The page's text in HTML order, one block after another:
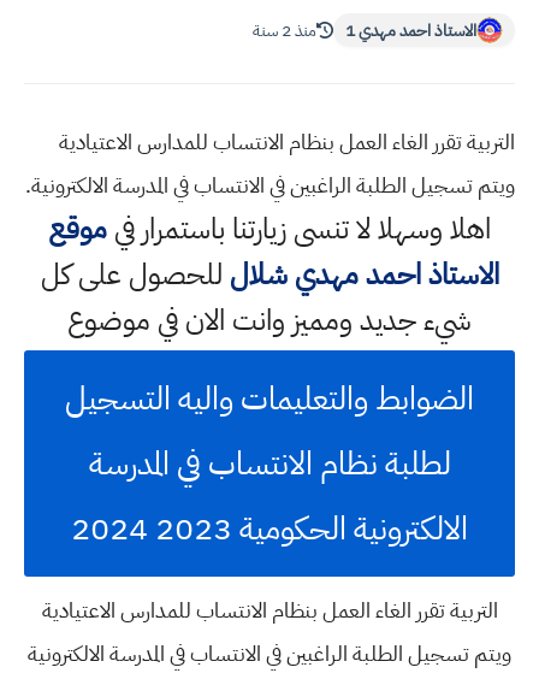
الاستاذ احمد مهدي 1 منذ 2 سنة
التربية تقرر الغاء العمل بنظام الانتساب للمدارس الاعتيادية
ويتم تسجيل الطلبة الراغبين في الانتساب في المدرسة الالكترونية.
اهلا وسهلالا تنسى زيارتنا باستمرار فيموقع
الاستاذ احمد مهدي شلال للحصول على كل
شيء جديد ومميز وانت الان في موضوع
الضوابط والتعليمات واليه التسجيل
لطلبة نظام الانتساب في المدرسة
الالكترونية الحكومية 2023 2024
التربية تقرر الغاء العمل بنظام الانتساب للمدارس الاعتيادية
ويتم تسجيل الطلبة الراغبين في الانتساب في المدرسة الالكترونية